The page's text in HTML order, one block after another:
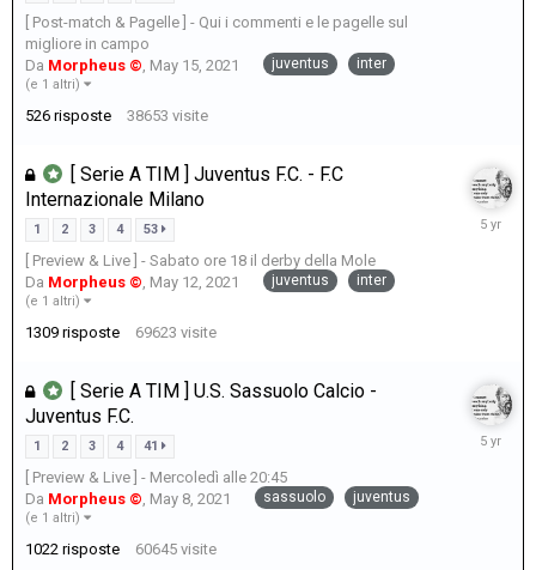
[ Post-match & Pagelle ] - Qui i commenti e le pagelle sul
migliore in campo
Da Morpheus © May 15, 2021 juventus inter
(e 1 altri)
526 risposte 38653 visite
[ Serie A TIM ] Juventus F.C. - F.C
Internazionale Milano
1 2 3 4 53
[ Preview & Live ] - Sabato ore 18 il derby della Mole
Da Morpheus © May 12, 2021 juventus inter
(e 1 altri)
1309 risposte 69623 visite
May
[ Serie A TIM ] U.S. Sassuolo Calcio -
Juventus F.C.
1 2 3 4 41
[ Preview & Live ] - Mercoledì alle 20:45
Da Morpheus © May 8, 2021 sassuolo juventus
(e 1 altri)
1022 risposte 60645 visite
May